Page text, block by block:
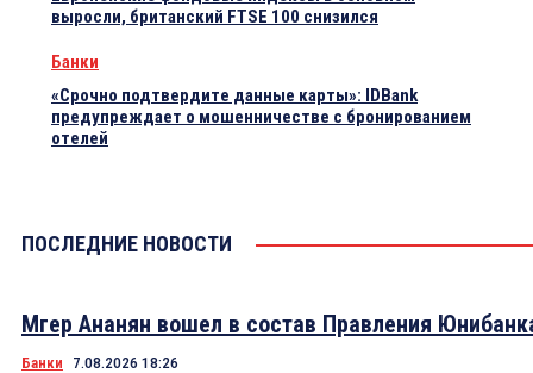
выросли, британский FTSE 100 снизился
Банки
«Срочно подтвердите данные карты»: IDBank
предупреждает о мошенничестве с бронированием
отелей
ПОСЛЕДНИЕ НОВОСТИ
Мгер Ананян вошел в состав Правления
Банки 7.08.2026 18:26